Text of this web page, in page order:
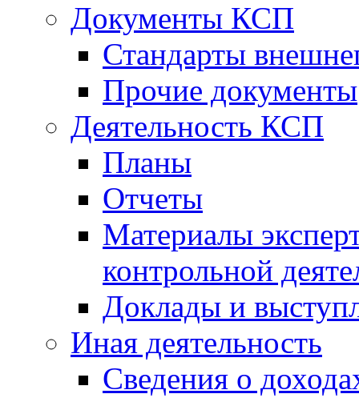
Документы КСП
Стандарты
Прочие документы
Деятельность КСП
Планы
Отчеты
Материалы
контрольной
Доклады и
Иная деятельность
Сведения о